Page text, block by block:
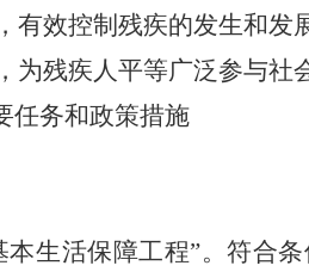
效控制残疾的发生和发
残疾人平等广泛参与社
任务和政策措施
生活保障工程”。符合